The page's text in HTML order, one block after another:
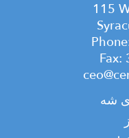
115
Fax:
شه